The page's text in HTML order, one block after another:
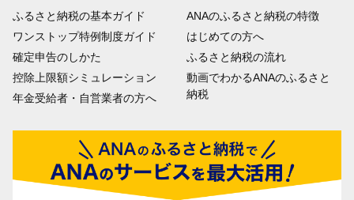
ふるさと納税の基本ガイド
ワンストップ特例制度ガイド
確定申告のしかた
控除上限額シミュレーション
年金受給者・自営業者の方へ
ANAのふるさと納税の特徴
はじめての方へ
ふるさと納税の流れ
動画でわかるANAのふるさと
納税